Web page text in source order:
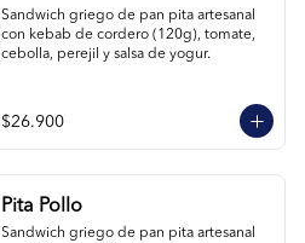
Sandwich griego de pan pita artesanal
con kebab de cordero (120g), tomate,
cebolla, perejil y salsa de yogur.
$26.900
Pita Pollo
Sandwich griego de pan pita artesanal